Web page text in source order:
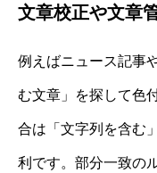
文章校正や文章
例えばニュース記事
む文章」を探して色
合は「文字列を含む
利です。部分一致の